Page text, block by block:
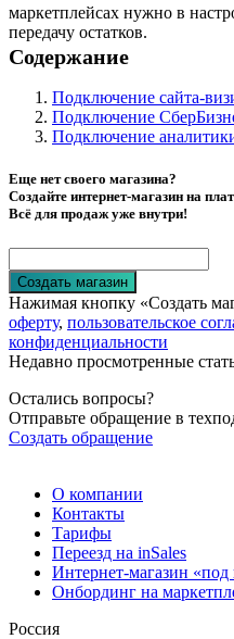
маркетплейсах нужно в
передачу остатков.
Содержание
Подключение сайта-
Подключение
Подключение
Еще нет своего магазина?
Создайте интернет-магазин на
Всё для продаж уже внутри!
Создать магазин
Нажимая кнопку «Создать
оферту, пользовательское
конфиденциальности
Недавно просмотренные
Остались вопросы?
Отправьте обращение в
Создать обращение
О компании
Контакты
Тарифы
Переезд на inSales
Интернет-магазин «под
Онбординг на
Россия